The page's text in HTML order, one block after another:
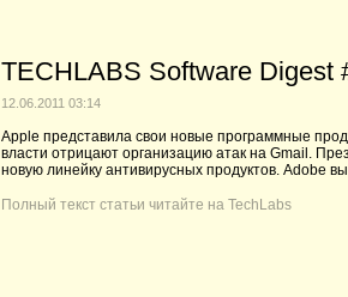
TECHLABS Software Digest
12.06.2011 03:14
Apple представила свои новые программные
власти отрицают организацию атак на Gmail.
новую линейку антивирусных продуктов. Adobe
Полный текст статьи читайте на TechLabs